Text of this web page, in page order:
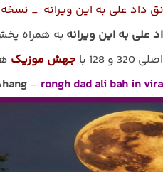
داد علی به این ویرانه _
علی به این ویرانهبه همراه
با
جهش موزیک
– rongh dad ali bah in